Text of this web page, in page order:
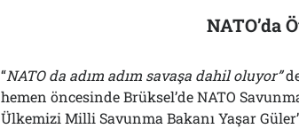
NATO’da
“NATO da adım adım savaşa dahil oluyor”
hemen öncesinde Brüksel’de NATO
Ülkemizi Milli Savunma Bakanı Yaşar